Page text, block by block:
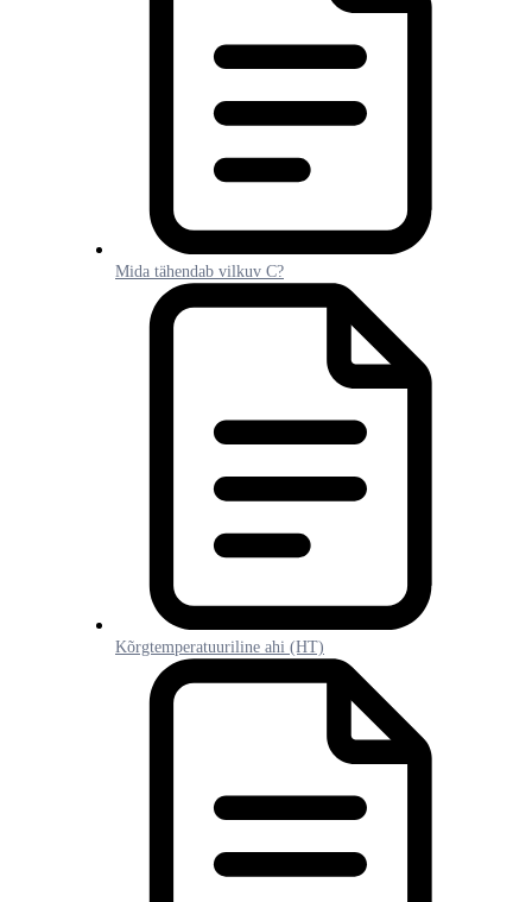
Mida tähendab vilkuv C?
Kõrgtemperatuuriline ahi (HT)